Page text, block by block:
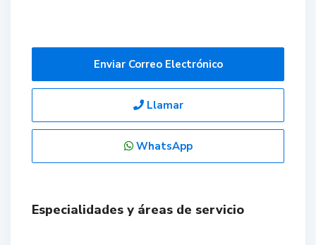
Enviar Correo Electrónico
Llamar
WhatsApp
Especialidades y áreas de servicio